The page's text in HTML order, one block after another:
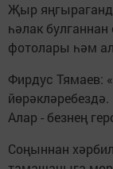
Җыр
һәлак
фотолары һәм
Фирдус Тямаев:
Алар - безнең
Соңыннан